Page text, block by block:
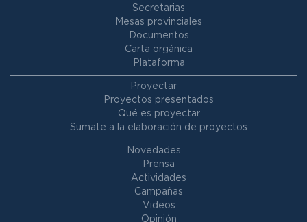
Secretarias
Mesas provinciales
Documentos
Carta orgánica
Plataforma
Proyectar
Proyectos presentados
Qué es proyectar
Sumate a la elaboración de proyectos
Novedades
Prensa
Actividades
Campañas
Videos
Opinión